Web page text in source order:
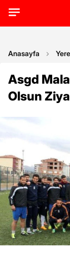
Anasayfa
Asgd
Olsun